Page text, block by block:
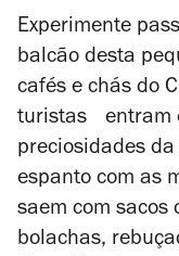
Experimente
balcão desta
cafés e chás do
turistas entram
preciosidades
espanto com as
saem com sacos
bolachas,